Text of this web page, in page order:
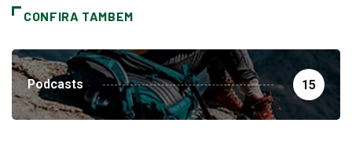
CONFIRA TAMBEM
Podcasts 15